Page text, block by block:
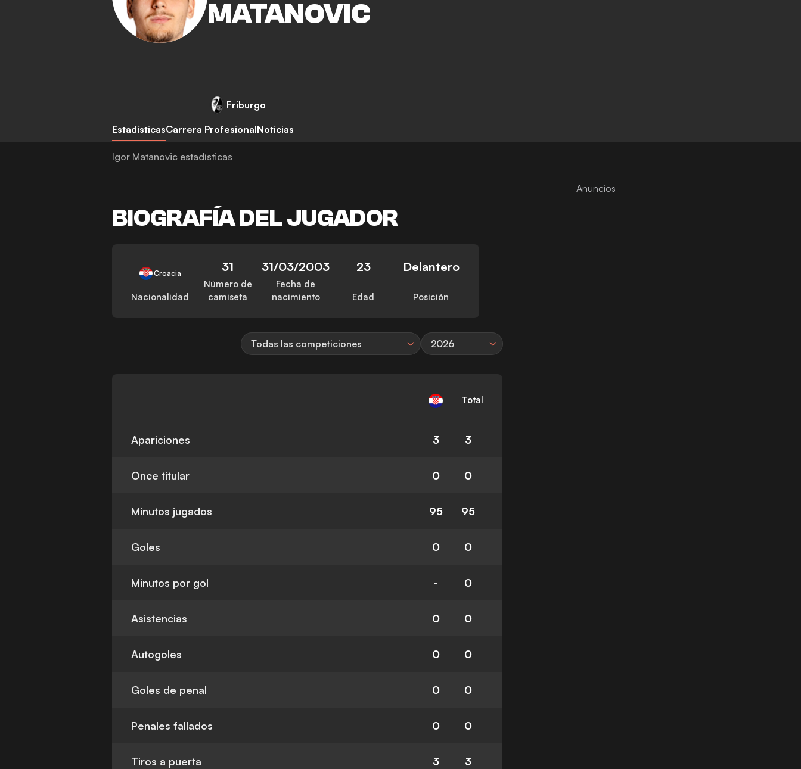
MATANOVIC
Friburgo
EstadísticasCarrera ProfesionalNoticias
Igor Matanovic estadísticas
BIOGRAFÍA DEL JUGADOR
Croacia
Nacionalidad
31
Número de
camiseta
31/03/2003
Fecha de
nacimiento
23
Edad
Delantero
Posición
Todas las competiciones 2026
Total
Apariciones 3 3
Once titular 0 0
Minutos jugados 95 95
Goles 0 0
Minutos por gol - 0
Asistencias 0 0
Autogoles 0 0
Goles de penal 0 0
Penales fallados 0 0
Tiros a puerta 3 3